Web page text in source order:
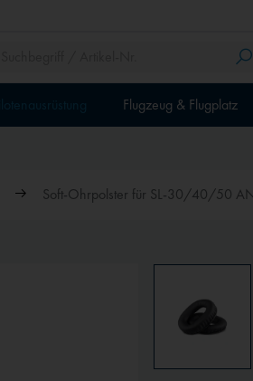
Flugzeug & Flugplatz
Soft-Ohrpolster für SL-30/40/50